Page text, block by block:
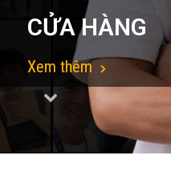
CỬA HÀNG
Xem thêm